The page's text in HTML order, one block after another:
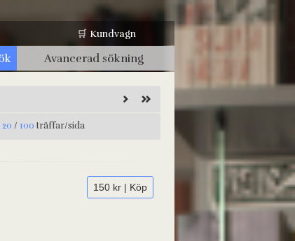
🛒 Kundvagn
Avancerad sökning
20 / 100 träffar/sida
150 kr | Köp